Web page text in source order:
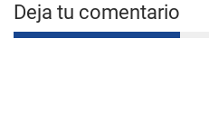
Deja tu comentario